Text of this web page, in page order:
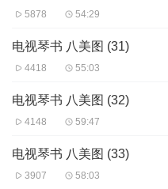
5878 54:29
电视琴书 八美图 (31)
4418 55:03
电视琴书 八美图 (32)
4148 59:47
电视琴书 八美图 (33)
3907 58:03